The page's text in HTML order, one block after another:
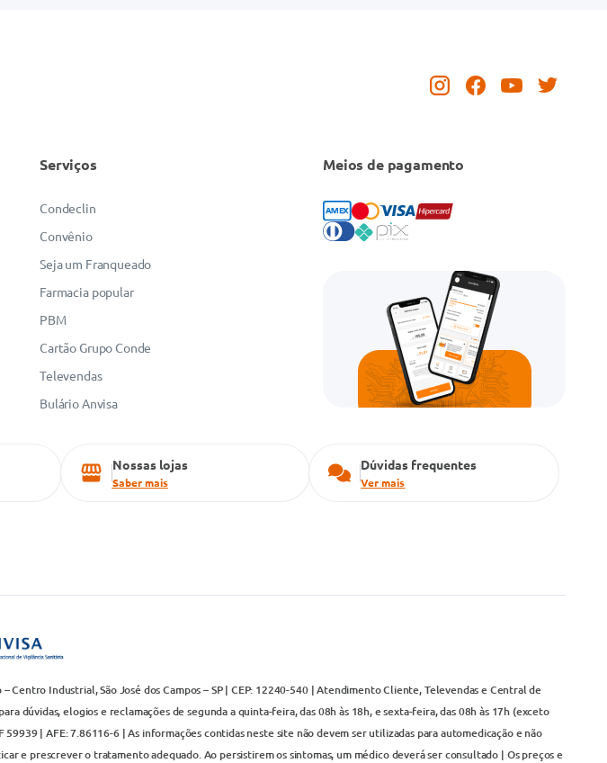
Serviços
Condeclin
Convênio
Seja um Franqueado
Farmacia popular
PBM
Cartão Grupo Conde
Televendas
Bulário Anvisa
Meios de pagamento
Nossas lojas
Saber mais
Dúvidas frequentes
Ver mais
Centro Industrial, São José dos Campos – SP | CEP: 12240-540 | Atendimento Cliente, Televendas e Central de
dúvidas, elogios e reclamações de segunda a quinta-feira, das 08h às 18h, e sexta-feira, das 08h às 17h (exceto
| AFE: 7.86116-6 | As informações contidas neste site não devem ser utilizadas para automedicação e não
e prescrever o tratamento adequado. Ao persistirem os sintomas, um médico deverá ser consultado | Os preços e